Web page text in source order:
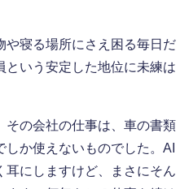
や寝る場所にさえ困る毎日だ
という安定した地位に未練は
その会社の仕事は、車の書類
か使えないものでした。AI
耳にしますけど、まさにそん